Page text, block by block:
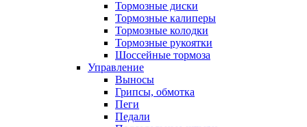
Тормозные диски
Тормозные калиперы
Тормозные колодки
Тормозные рукоятки
Шоссейные тормоза
Управление
Выносы
Грипсы, обмотка
Пеги
Педали